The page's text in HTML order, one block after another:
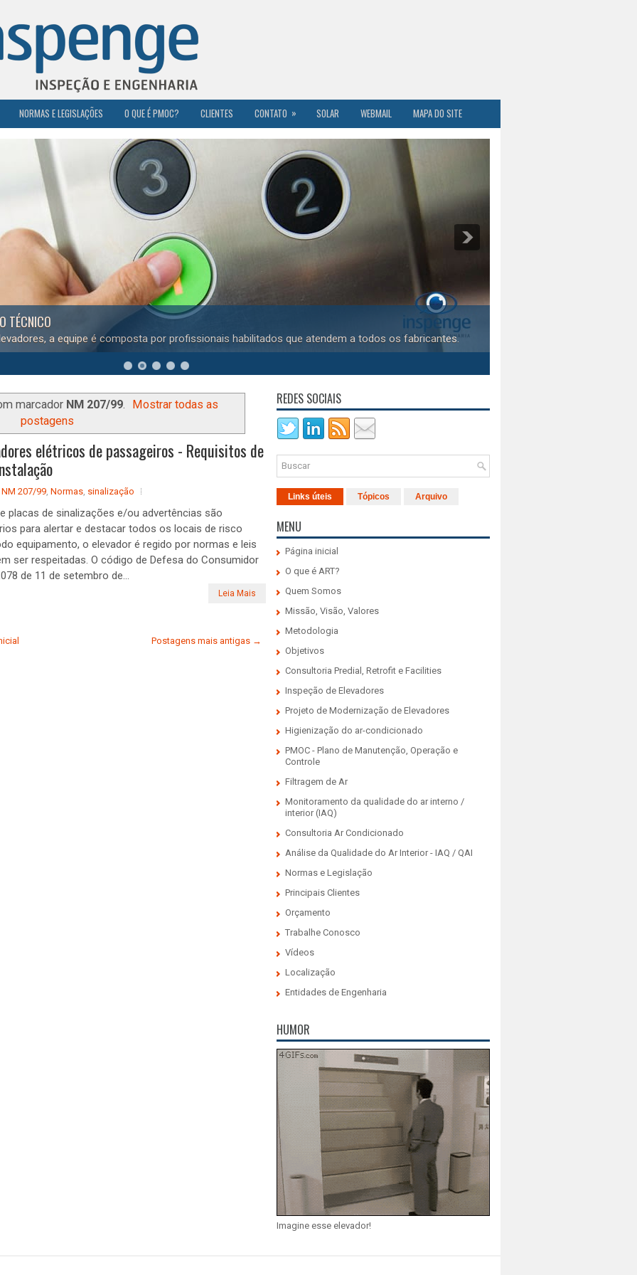
NORMAS E LEGISLAÇÕES O QUE É PMOC? CLIENTES CONTATO » SOLAR WEBMAIL MAPA DO SITE
TÉCNICO
a equipe é composta por profissionais habilitados que atendem a todos os fabricantes.
marcador NM 207/99.
Mostrar todas as
postagens
elétricos de passageiros - Requisitos de
NM 207/99 Normas sinalização
placas de sinalizações e/ou advertências são
para alertar e destacar todos os locais de risco
equipamento, o elevador é regido por normas e leis
ser respeitadas. O código de Defesa do Consumidor
de 11 de setembro de...
Leia Mais
Postagens mais antigas →
REDES SOCIAIS
Links úteis Tópicos Arquivo
MENU
Página inicial
O que é ART?
Quem Somos
Missão, Visão, Valores
Metodologia
Objetivos
Consultoria Predial, Retrofit e Facilities
Inspeção de Elevadores
Projeto de Modernização de Elevadores
Higienização do ar-condicionado
PMOC - Plano de Manutenção, Operação e
Controle
Filtragem de Ar
Monitoramento da qualidade do ar interno /
interior (IAQ)
Consultoria Ar Condicionado
Análise da Qualidade do Ar Interior - IAQ / QAI
Normas e Legislação
Principais Clientes
Orçamento
Trabalhe Conosco
Vídeos
Localização
Entidades de Engenharia
HUMOR
Imagine esse elevador!